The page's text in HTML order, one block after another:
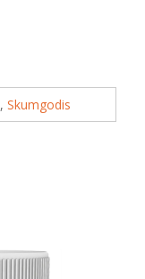
, Skumgodis